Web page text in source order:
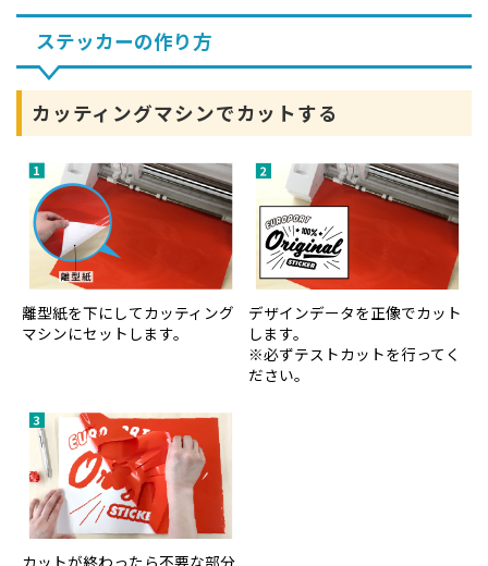
ステッカーの作り方
カッティングマシンでカットする
離型紙を下にしてカッティング
マシンにセットします。
デザインデータを正像でカット
します。
※必ずテストカットを行ってく
ださい。